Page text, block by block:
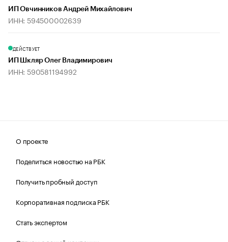
ИП Овчинников Андрей Михайлович
ИНН: 594500002639
ДЕЙСТВУЕТ
ИП Шкляр Олег Владимирович
ИНН: 590581194992
О проекте
Поделиться новостью на РБК
Получить пробный доступ
Корпоративная подписка РБК
Стать экспертом